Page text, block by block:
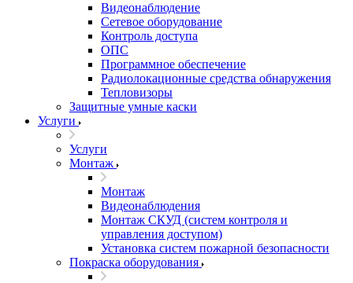
Видеонаблюдение
Сетевое оборудование
Контроль доступа
ОПС
Программное обеспечение
Радиолокационные средства обнаружения
Тепловизоры
Защитные умные каски
Услуги
Услуги
Монтаж
Монтаж
Видеонаблюдения
Монтаж СКУД (систем контроля и
управления доступом)
Установка систем пожарной безопасности
Покраска оборудования